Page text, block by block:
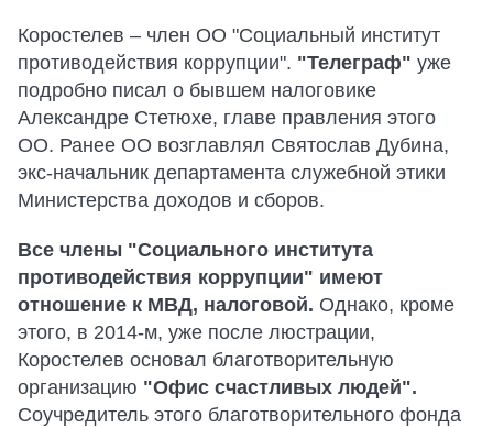
Коростелев – член ОО "Социальный институт
противодействия коррупции". "Телеграф" уже
подробно писал о бывшем налоговике
Александре Стетюхе, главе правления этого
ОО. Ранее ОО возглавлял Святослав Дубина,
экс-начальник департамента служебной этики
Министерства доходов и сборов.
Все члены "Социального института
противодействия коррупции" имеют
отношение к МВД, налоговой. Однако, кроме
этого, в 2014-м, уже после люстрации,
Коростелев основал благотворительную
организацию "Офис счастливых людей".
Соучредитель этого благотворительного фонда